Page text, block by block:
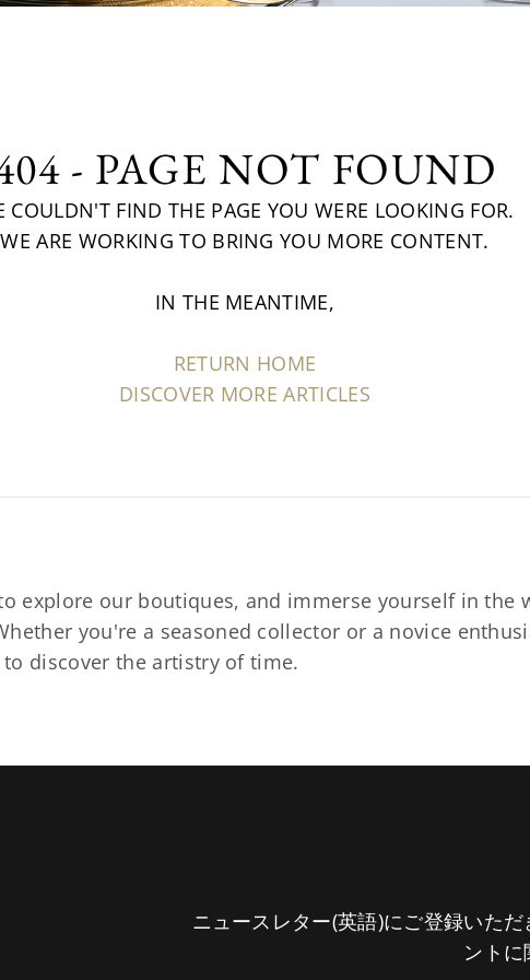
- PAGE NOT FOUND
COULDN'T FIND THE PAGE YOU WERE LOOKING FOR.
WE ARE WORKING TO BRING YOU MORE CONTENT.
IN THE MEANTIME,
RETURN HOME
DISCOVER MORE ARTICLES
explore our boutiques, and immerse yourself in the
you're a seasoned collector or a novice
discover the artistry of time.
ニュースレター(英語)にご登録いた
ントに